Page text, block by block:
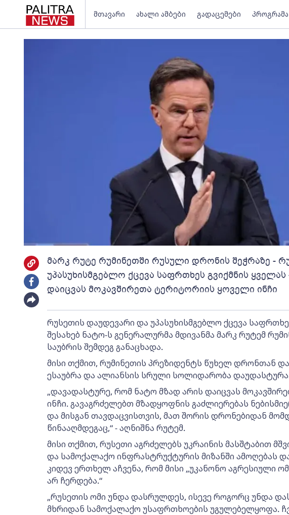
მთავარი ახალი ამბები გადაცემები პროგრამა
მარკ რუტე რუმინეთში რუსული დრონის შეჭრაზე -
უპასუხისმგებლო ქცევა საფრთხეს გვიქმნის
დაიცვას მოკავშირეთა ტერიტორიის ყოველი ინჩი
რუსეთის დაუდევარი და უპასუხისმგებლო ქცევა
შესახებ ნატო-ს გენერალურმა მდივანმა მარკ რუტემ
საუბრის შემდეგ განაცხადა.
მისი თქმით, რუმინეთის პრეზიდენტს წუხელ დრონთან
ესაუბრა და ალიანსის სრული სოლიდარობა
„დავადასტურე, რომ ნატო მზად არის დაიცვას
ინჩი. გავაგრძელებთ მზადყოფნის გაძლიერებას
და მისგან თავდაცვისთვის, მათ შორის დრონებიდან
წინააღმდეგაც,“ - აღნიშნა რუტემ.
მისი თქმით, რუსეთი აგრძელებს უკრაინის მასშტაბით
და სამოქალაქო ინფრასტრუქტურის მიზანში ამოღებას
კიდევ ერთხელ აჩვენა, რომ მისი „უკანონო აგრესიული
არ ჩერდება.“
„რუსეთის ომი უნდა დასრულდეს, ისევე როგორც უნდა
მხრიდან სამოქალაქო უსაფრთხოების უგულებელყოფა.